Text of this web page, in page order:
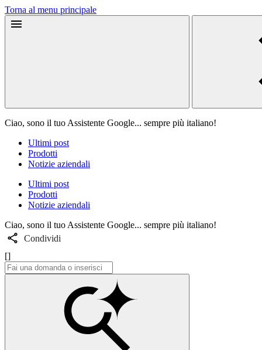
Torna al menu principale
Ciao, sono il tuo Assistente Google... sempre più italiano!
Ultimi post
Prodotti
Notizie aziendali
Ultimi post
Prodotti
Notizie aziendali
Ciao, sono il tuo Assistente Google... sempre più italiano!
Condividi
[]